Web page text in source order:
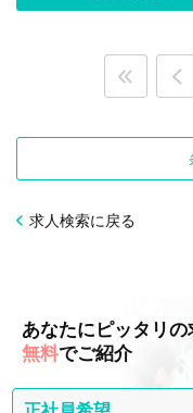
求人検索に戻る
あなたにピッタリの
無料でご紹介